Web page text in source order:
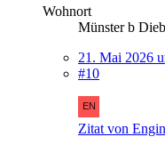
Wohnort
Münster b
21. Mai 2026
#10
Zitat von Engin